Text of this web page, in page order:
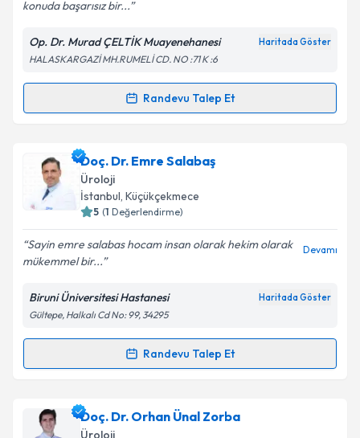
Kişisel verilerimin işlenmesine ilişkin
Metni'ni okudum ve kişisel verilerimin belirtilen
kapsamda işlenmesini kabul ediyorum.
konuda başarısız bir...
Op. Dr. Murad ÇELTİK Muayenehanesi Haritada Göster
HALASKARGAZİ MH.RUMELİ CD. NO :71 K :6
Randevu Talep Et
Randevu Takvimi Talebi
Op. Dr. Murad Çeltikiçin randevu takvimi talebi
oluşturun. Size bu uzmandan randevu almanız için bir
takvim hazırlandığında e-posta ile bilgilendireceğiz.
Kişisel verilerimin işlenmesine ilişkin
Aydınlatma
Metni'ni okudum ve kişisel verilerimin belirtilen
kapsamda işlenmesini kabul ediyorum.
Doç. Dr. Emre Salabaş
Üroloji
İstanbul, Küçükçekmece
5 (1 Değerlendirme)
Sayin emre salabas hocam insan olarak hekim olarak
mükemmel bir...
Devamı
Biruni Üniversitesi Hastanesi Haritada Göster
Gültepe, Halkalı Cd No: 99, 34295
Randevu Talep Et
Randevu Takvimi Talebi
Doç. Dr. Emre Salabaşiçin randevu takvimi talebi
oluşturun. Size bu uzmandan randevu almanız için bir
Doç. Dr. Orhan Ünal Zorba
Üroloji